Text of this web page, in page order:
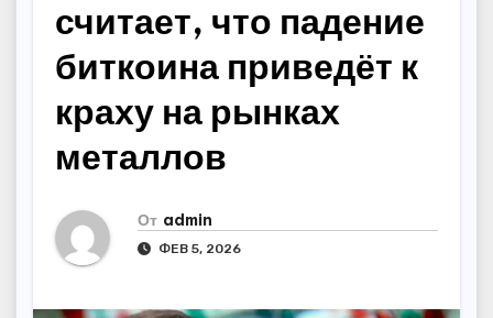
считает, что падение
биткоина приведёт к
краху на рынках
металлов
От admin
ФЕВ 5, 2026